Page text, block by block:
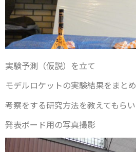
実験予測（仮説）を立て
モデルロケットの実験結果をまとめ
考察をする研究方法を教えてもらい
発表ボード用の写真撮影